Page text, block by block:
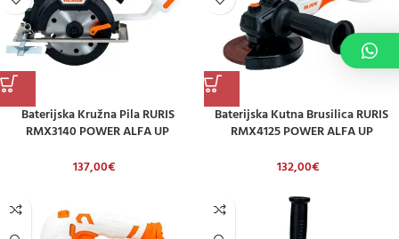
Baterijska Kružna Pila RURIS
RMX3140 POWER ALFA UP
137,00€
Baterijska Kutna Brusilica RURIS
RMX4125 POWER ALFA UP
132,00€